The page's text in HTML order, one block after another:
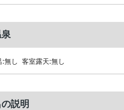
無し 客室露天:無し
説明